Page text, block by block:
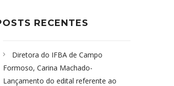
RECENTES
Diretora do IFBA de Campo
Formoso, Carina Machado-
Lançamento do edital referente ao